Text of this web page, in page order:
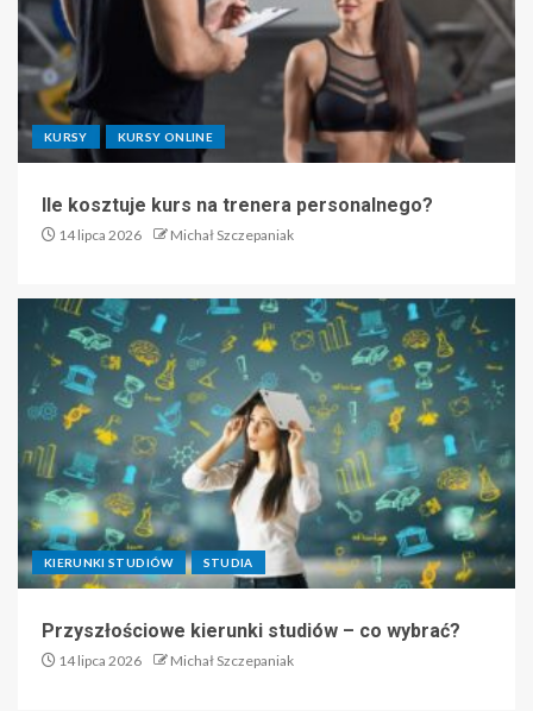
KURSY KURSY ONLINE
Ile kosztuje kurs na trenera personalnego?
14 lipca 2026 Michał Szczepaniak
KIERUNKI STUDIÓW STUDIA
Przyszłościowe kierunki studiów – co wybrać?
14 lipca 2026 Michał Szczepaniak